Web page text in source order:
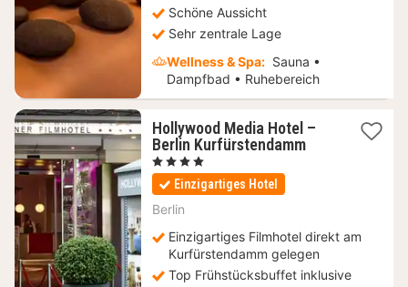
Schöne Aussicht
Sehr zentrale Lage
Wellness & Spa: Sauna •
Dampfbad • Ruhebereich
Hollywood Media Hotel –
Berlin Kurfürstendamm1
, 4 Sterne
Einzigartiges Hotel
Berlin
Einzigartiges Filmhotel direkt am
Kurfürstendamm gelegen
Top Frühstücksbuffet inklusive